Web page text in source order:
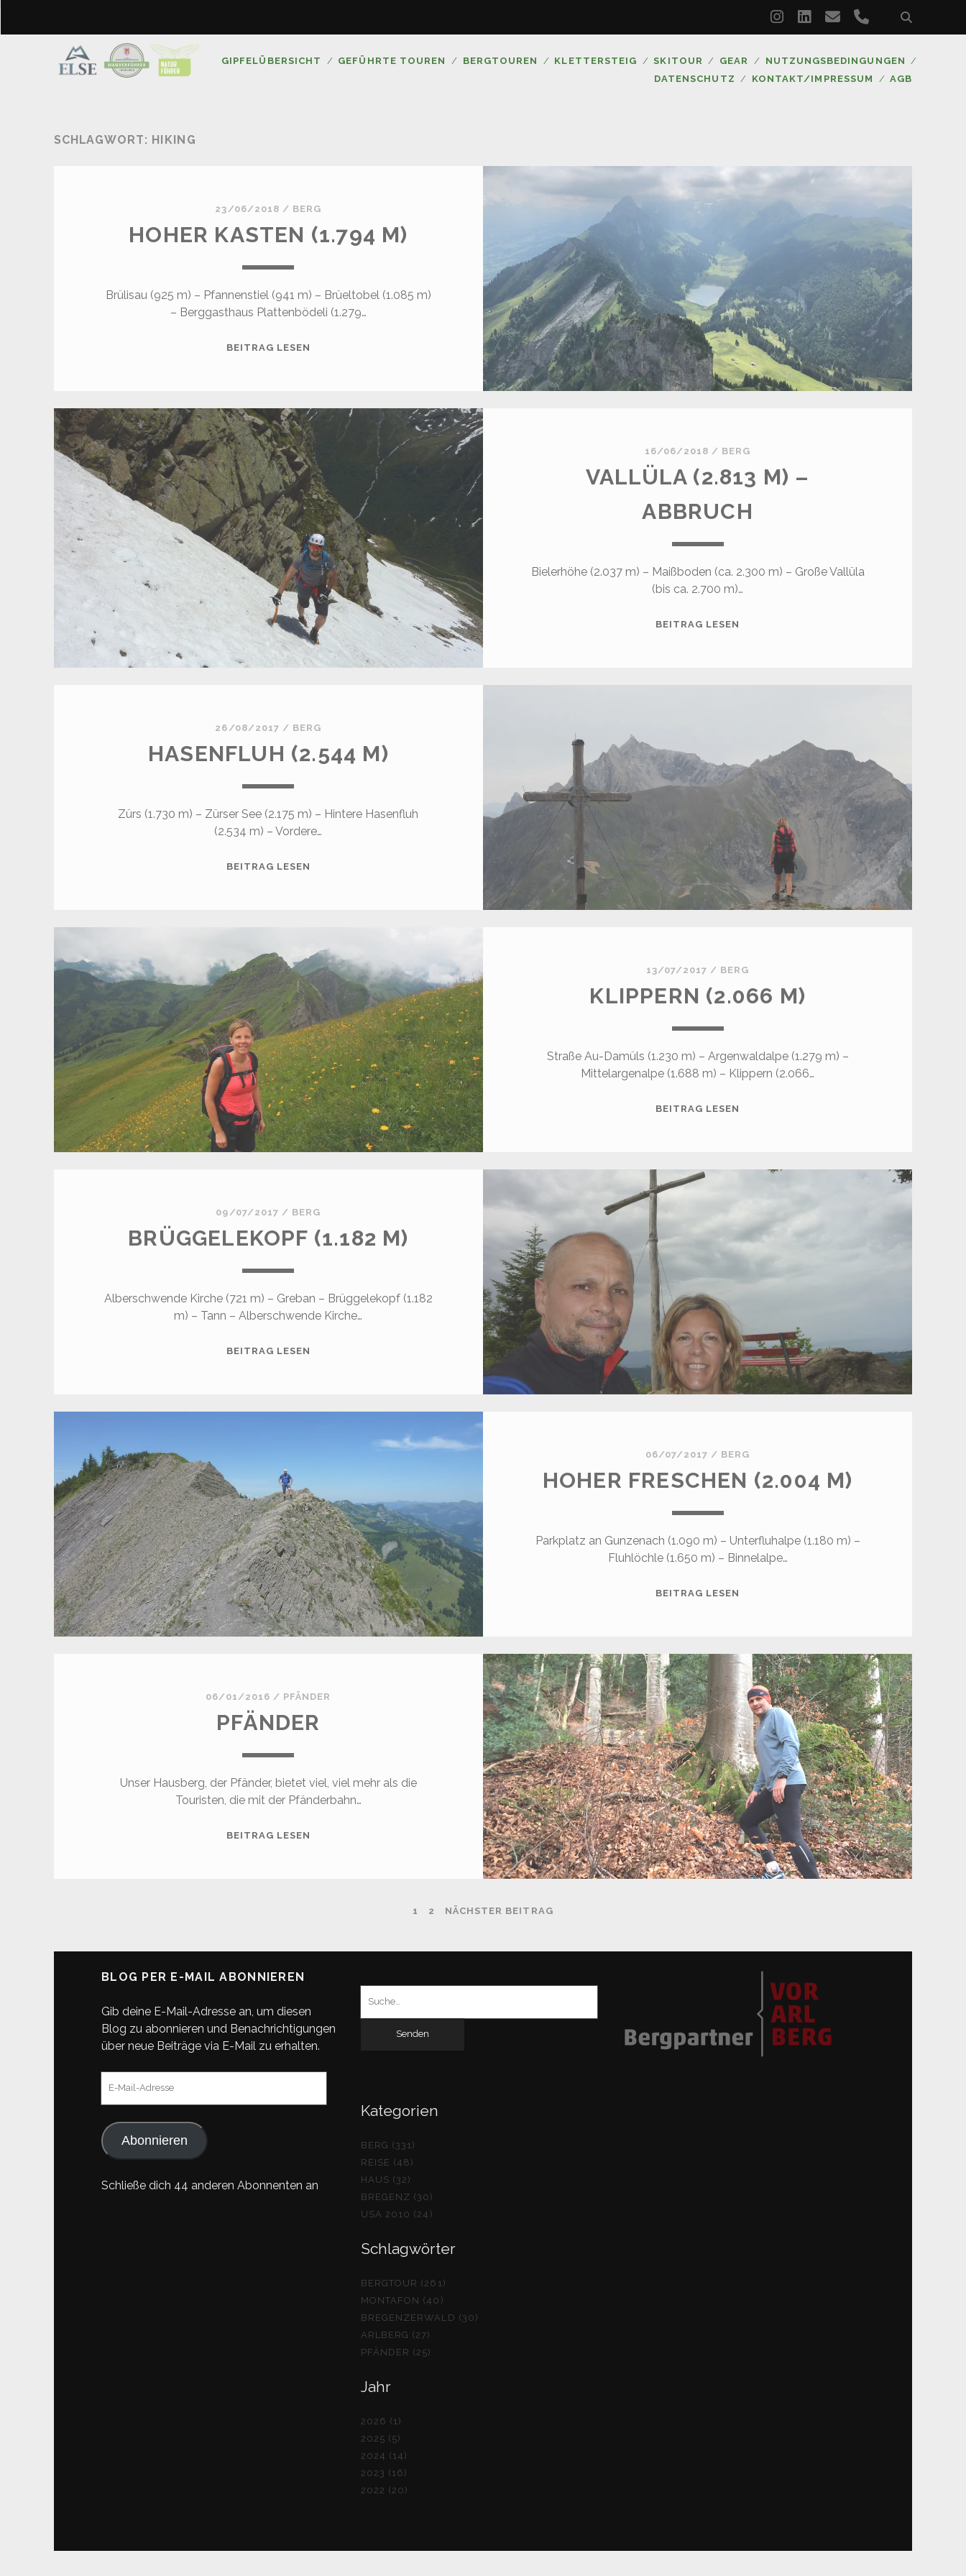
instagram
linkedin
emailphone
GIPFELÜBERSICHT GEFÜHRTE TOUREN BERGTOUREN KLETTERSTEIG SKITOUR GEAR
NUTZUNGSBEDINGUNGEN
DATENSCHUTZ
KONTAKT/IMPRESSUM AGB
SCHLAGWORT: HIKING
23/06/2018 / BERG
HOHER KASTEN (1.794 M)
Brülisau (925 m) – Pfannenstiel (941 m) – Brüeltobel (1.085 m)
– Berggasthaus Plattenbödeli (1.279…
BEITRAG LESEN
16/06/2018 / BERG
VALLÜLA (2.813 M) –
ABBRUCH
Bielerhöhe (2.037 m) – Maißboden (ca. 2.300 m) – Große Vallüla
(bis ca. 2.700 m)…
BEITRAG LESEN
26/08/2017 / BERG
HASENFLUH (2.544 M)
Zürs (1.730 m) – Zürser See (2.175 m) – Hintere Hasenfluh
(2.534 m) – Vordere…
BEITRAG LESEN
13/07/2017 / BERG
KLIPPERN (2.066 M)
Straße Au-Damüls (1.230 m) – Argenwaldalpe (1.279 m) –
Mittelargenalpe (1.688 m) – Klippern (2.066…
BEITRAG LESEN
09/07/2017 / BERG
BRÜGGELEKOPF (1.182 M)
Alberschwende Kirche (721 m) – Greban – Brüggelekopf (1.182
m) – Tann – Alberschwende Kirche…
BEITRAG LESEN
06/07/2017 / BERG
HOHER FRESCHEN (2.004 M)
Parkplatz an Gunzenach (1.090 m) – Unterfluhalpe (1.180 m) –
Fluhlöchle (1.650 m) – Binnelalpe…
BEITRAG LESEN
06/01/2016 / PFÄNDER
PFÄNDER
Unser Hausberg, der Pfänder, bietet viel, viel mehr als die
Touristen, die mit der Pfänderbahn…
BEITRAG LESEN
BEITRÄGE
1 2 NÄCHSTER BEITRAG
BLOG PER E-MAIL ABONNIEREN
Gib deine E-Mail-Adresse an, um diesen
Blog zu abonnieren und Benachrichtigungen
über neue Beiträge via E-Mail zu erhalten.
Abonnieren
Schließe dich 44 anderen Abonnenten an
Kategorien
BERG (331)
REISE (48)
HAUS (32)
BREGENZ (30)
USA 2010 (24)
Schlagwörter
BERGTOUR (261)
MONTAFON (40)
BREGENZERWALD (30)
ARLBERG (27)
PFÄNDER (25)
Jahr
2026 (1)
2025 (5)
2024 (14)
2023 (16)
2022 (20)